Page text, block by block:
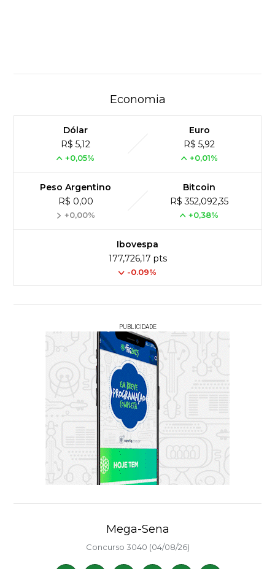
Economia
Dólar
R$ 5,12
+0,05%
Euro
R$ 5,92
+0,01%
Peso Argentino
R$ 0,00
+0,00%
Bitcoin
R$ 352,092,35
+0,38%
Ibovespa
177,726,17 pts
-0.09%
PUBLICIDADE
Mega-Sena
Concurso 3040 (04/08/26)